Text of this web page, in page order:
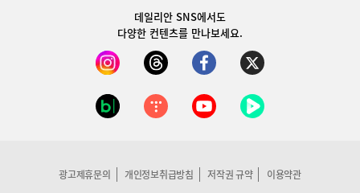
데일리안 SNS에서도
다양한 컨텐츠를 만나보세요.
광고제휴문의 개인정보취급방침 저작권 규약 이용약관